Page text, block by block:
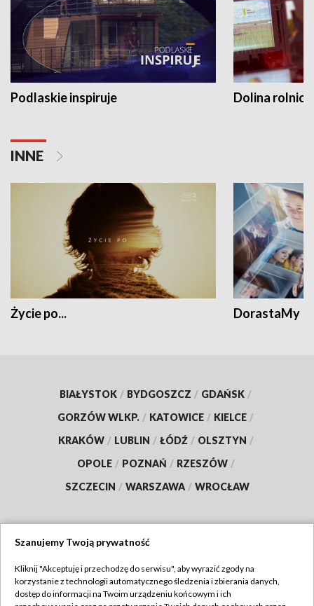
Podlaskie inspiruje Dolina
INNE
Życie po... DorastaMy
BIAŁYSTOK / BYDGOSZCZ / GDAŃSK /
GORZÓW WLKP. / KATOWICE / KIELCE /
KRAKÓW / LUBLIN / ŁÓDŹ / OLSZTYN /
OPOLE / POZNAŃ / RZESZÓW /
SZCZECIN / WARSZAWA / WROCŁAW
TVP
Szanujemy Twoją prywatność
Kliknij "Akceptuję i przechodzę do serwisu", aby wyrazić zgody na
korzystanie z technologii automatycznego śledzenia i zbierania danych,
dostęp do informacji na Twoim urządzeniu końcowym i ich